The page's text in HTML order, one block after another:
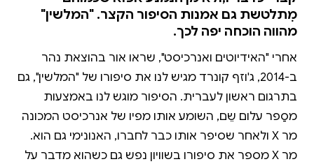
מִתלטשת גם אמנות הסיפור הקצר. "המלשין"
מהווה הוכחה יפה לכך.
אחרי "האידיוטים ואנרכיסט", שראו אור בהוצאת נהר
ב-2014, ג'וזף קונרד מגיש לנו את סיפורו של "המלשין", גם
בתרגום ראשון לעברית. הסיפור מוגש לנו באמצעות
מסַפר עלום שֵם, השומע אותו מפיו של אנרכיסט המכונה
מר X ולאחר שסיפר אותו כבר לחברו, האנונימי גם הוא.
מר X מספר את סיפורו בשוויון נפש גם כשהוא מדבר על